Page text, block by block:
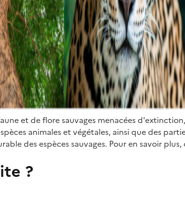
et de flore sauvages menacées
animales et végétales, ainsi que des
des espèces sauvages. Pour en savoir
?